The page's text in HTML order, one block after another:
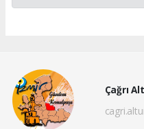
Çağrı